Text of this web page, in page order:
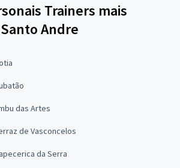
Trainers mais
Andre
das Artes
de Vasconcelos
da Serra